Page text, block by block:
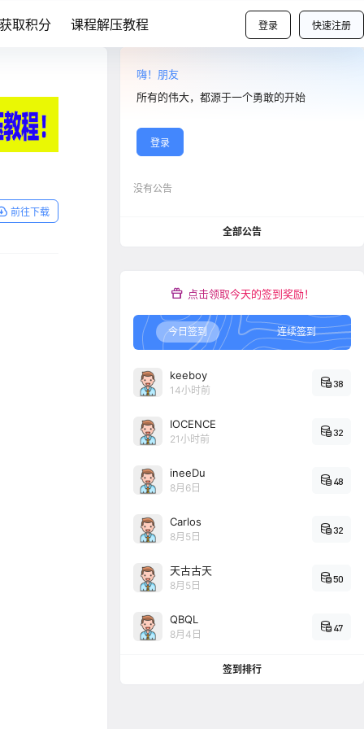
登录 快速注册
取积分 课程解压教程
前往下载
嗨！朋友
所有的伟大，都源于一个勇敢的开始
登录
没有公告
全部公告
点击领取今天的签到奖励！
今日签到 连续签到
keeboy
14小时前
38
IOCENCE
21小时前
32
ineeDu
8月6日
48
Carlos
8月5日
32
天古古天
8月5日
50
QBQL
8月4日
47
签到排行